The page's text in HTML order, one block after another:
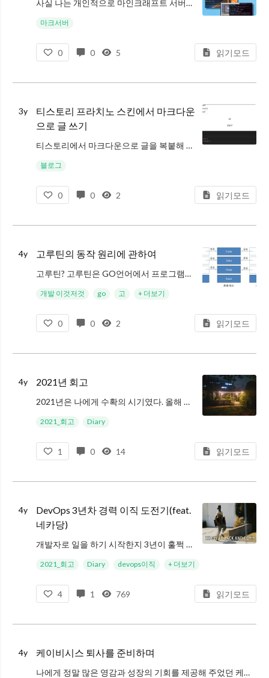
사실 나는 개인적으로 마인크래프트 서버를 운영한지 3년이 넘었다. 솔직히 마크가 초딩 겜이라는 인식도 있고, 아무래도 나름 기술 블로그 비스무리한걸 포스팅 하고 있는 입장에서 이런거까지 끄적일 필요는 없겠다고 생각하고 있었는데,
마크서버
0 0 5 읽기모드
3y
티스토리 프라치노 스킨에서 마크다운
으로 글 쓰기
티스토리에서 마크다운으로 글을 복붙해 넣었더니 뭔가 마음에 안들게 변환이 되었다. sindresorhus 라는 아주 고마운 개발자가 github-markdown-css라는 이름의 프로젝트로 깃헙 마크다운 테마 쉽게 적용할 수 있게
블로그
0 0 2 읽기모드
4y 고루틴의 동작 원리에 관하여
고루틴? 고루틴은 GO언어에서 프로그램의 동시성을 쉽게 구현하고 기존의 단순 스레드 기반의 구현에 비해 효율적인 동작을 수행해 내기 위해 만든 작업단위 이다. 고루틴의 장점 메모리 소비 고루틴은 스레드에 비해 더 작은 메모리만 필
개발 이것저것 go 고 + 더보기
0 0 2 읽기모드
4y 2021년 회고
2021년은 나에게 수확의 시기였다. 올해 초에 서울에 상경한 이후로 내가 해온 일들을 회고하는 시간을 가져서 였을까? 올 안해 동안은 나 스스로가 나에게 던지는 질문이 많았던 해였던 것 같다. SK하이닉스로의 파견, 판교 입성.
2021_회고 Diary
1 0 14 읽기모드
4y
DevOps 3년차 경력 이직 도전기(feat.
네카당)
개발자로 일을 하기 시작한지 3년이 훌쩍 넘었고, 길게만 느껴졌던 산업기능요원도 어느덧 소집 해제가 되어 민간인 신분이 되었다. 언제나 막내일 것만 같았던 나도 이제 조금씩 신입의 티를 벗기 시작했고, 회사에서 조금씩 고여가는 나
2021_회고 Diary devops이직 + 더보기
4 1 769 읽기모드
4y 케이비시스 퇴사를 준비하며
나에게 정말 많은 영감과 성장의 기회를 제공해 주었던 케이비시스를 뒤로하고 이제는 새 직장이 될 당근마켓으로 이직을 준비하면서 현재 직장에서의 나를 되돌아 보았다. 2년전 내가 케이비시스에 입사하기 전에는 내가 지금처럼 데브옵스